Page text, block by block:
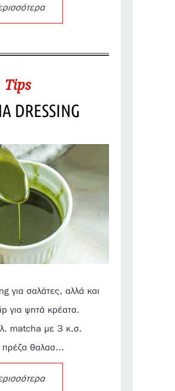
Tips
DRESSING
για σαλάτες, αλλά και
για ψητά κρέατα.
matcha με 3 κ.σ.
πρέζα θαλασ...